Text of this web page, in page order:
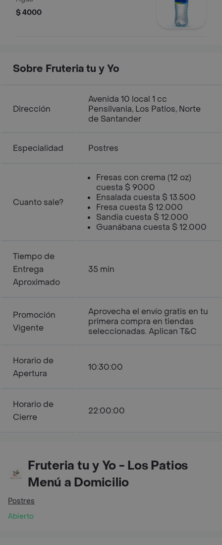
$ 4000
Sobre Fruteria tu y Yo
Dirección
Avenida 10 local 1 cc
Pensilvania, Los Patios, Norte
de Santander
Especialidad Postres
Cuanto sale?
Fresas con crema (12 oz)
cuesta $ 9000
Ensalada cuesta $ 13.500
Fresa cuesta $ 12.000
Sandia cuesta $ 12.000
Guanábana cuesta $ 12.000
Tiempo de
Entrega
Aproximado
35 min
Promoción
Vigente
Aprovecha el envío gratis en tu
primera compra en tiendas
seleccionadas. Aplican T&C
Horario de
Apertura
10:30:00
Horario de
Cierre
22:00:00
Fruteria tu y Yo - Los Patios
Menú a Domicilio
Postres
Abierto